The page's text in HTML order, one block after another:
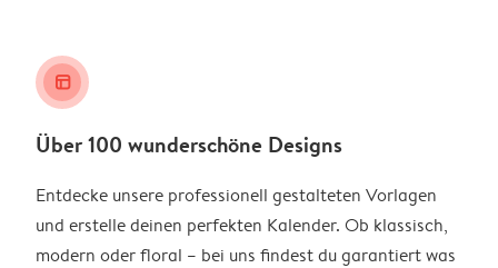
layout_alt
Über 100 wunderschöne Designs
Entdecke unsere professionell gestalteten Vorlagen
und erstelle deinen perfekten Kalender. Ob klassisch,
modern oder floral – bei uns findest du garantiert was